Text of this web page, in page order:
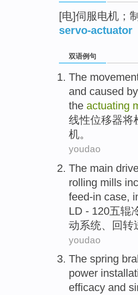
[电]伺服电机；
servo-actuator
双语例句
The
and caused by
the actuating
线性位移器将
机。
youdao
The main
rolling mills
feed-in case,
LD - 120五辊
动系统、回转
youdao
The spring
power
efficacy and